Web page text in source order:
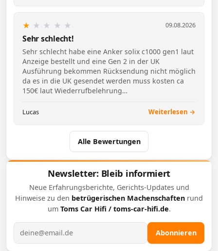
★ ★ ★ ★ ★ 09.08.2026
Sehr schlecht!
Sehr schlecht habe eine Anker solix c1000 gen1 laut
Anzeige bestellt und eine Gen 2 in der UK
Ausführung bekommen Rücksendung nicht möglich
da es in die UK gesendet werden muss kosten ca
150€ laut Wiederrufbelehrung…
Lucas Weiterlesen →
Alle Bewertungen
Newsletter: Bleib informiert
Neue Erfahrungsberichte, Gerichts-Updates und
Hinweise zu den betrügerischen Machenschaften rund
um Toms Car Hifi / toms-car-hifi.de.
E-Mail-Adresse
Abonnieren